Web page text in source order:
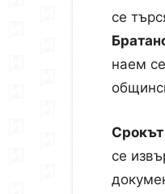
се
наем
Срокът
се